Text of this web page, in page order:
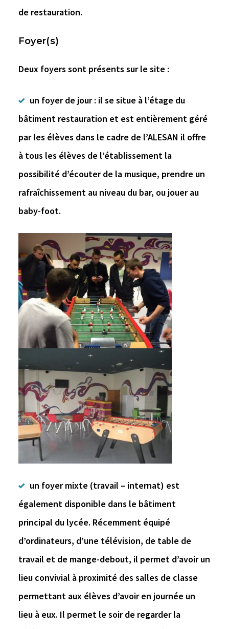
de restauration.
Foyer(s)
Deux foyers sont présents sur le site :
un foyer de jour : il se situe à l’étage du
bâtiment restauration et est entièrement géré
par les élèves dans le cadre de l’ALESAN il offre
à tous les élèves de l’établissement la
possibilité d’écouter de la musique, prendre un
rafraîchissement au niveau du bar, ou jouer au
baby-foot.
un foyer mixte (travail – internat) est
également disponible dans le bâtiment
principal du lycée. Récemment équipé
d’ordinateurs, d’une télévision, de table de
travail et de mange-debout, il permet d’avoir un
lieu convivial à proximité des salles de classe
permettant aux élèves d’avoir en journée un
lieu à eux. Il permet le soir de regarder la